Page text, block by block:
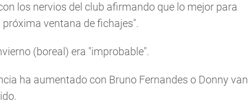
los nervios del club afirmando que lo mejor para
próxima ventana de fichajes".
(boreal) era "improbable".
ha aumentado con Bruno Fernandes o Donny van